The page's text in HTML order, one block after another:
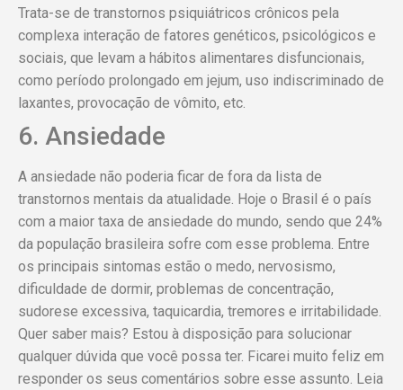
Trata-se de transtornos psiquiátricos crônicos pela
complexa interação de fatores genéticos, psicológicos e
sociais, que levam a hábitos alimentares disfuncionais,
como período prolongado em jejum, uso indiscriminado de
laxantes, provocação de vômito, etc.
6. Ansiedade
A ansiedade não poderia ficar de fora da lista de
transtornos mentais da atualidade. Hoje o Brasil é o país
com a maior taxa de ansiedade do mundo, sendo que 24%
da população brasileira sofre com esse problema. Entre
os principais sintomas estão o medo, nervosismo,
dificuldade de dormir, problemas de concentração,
sudorese excessiva, taquicardia, tremores e irritabilidade.
Quer saber mais? Estou à disposição para solucionar
qualquer dúvida que você possa ter. Ficarei muito feliz em
responder os seus comentários sobre esse assunto. Leia